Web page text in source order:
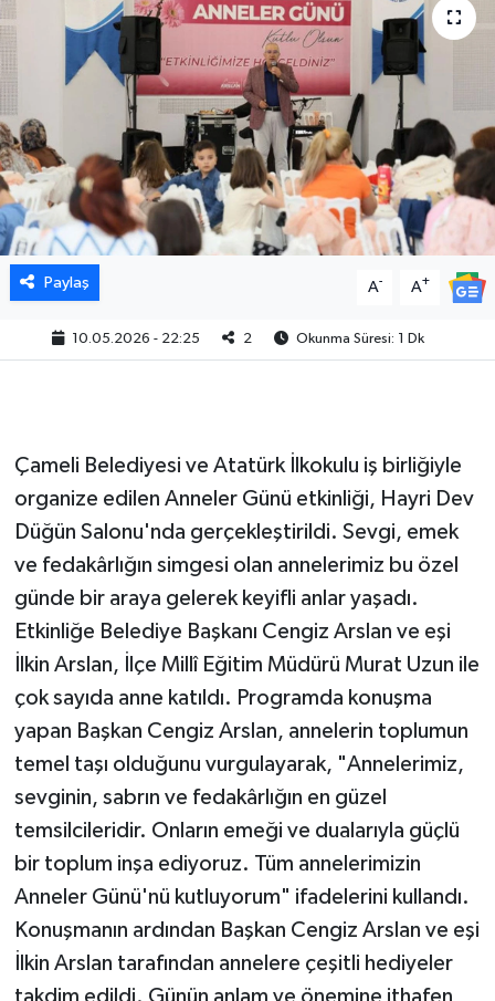
Paylaş A- A+
10.05.2026 - 22:25 2 Okunma Süresi: 1 Dk
Çameli Belediyesi ve Atatürk İlkokulu iş birliğiyle
organize edilen Anneler Günü etkinliği, Hayri Dev
Düğün Salonu'nda gerçekleştirildi. Sevgi, emek
ve fedakârlığın simgesi olan annelerimiz bu özel
günde bir araya gelerek keyifli anlar yaşadı.
Etkinliğe Belediye Başkanı Cengiz Arslan ve eşi
İlkin Arslan, İlçe Millî Eğitim Müdürü Murat Uzun ile
çok sayıda anne katıldı. Programda konuşma
yapan Başkan Cengiz Arslan, annelerin toplumun
temel taşı olduğunu vurgulayarak, "Annelerimiz,
sevginin, sabrın ve fedakârlığın en güzel
temsilcileridir. Onların emeği ve dualarıyla güçlü
bir toplum inşa ediyoruz. Tüm annelerimizin
Anneler Günü'nü kutluyorum" ifadelerini kullandı.
Konuşmanın ardından Başkan Cengiz Arslan ve eşi
İlkin Arslan tarafından annelere çeşitli hediyeler
takdim edildi. Günün anlam ve önemine ithafen